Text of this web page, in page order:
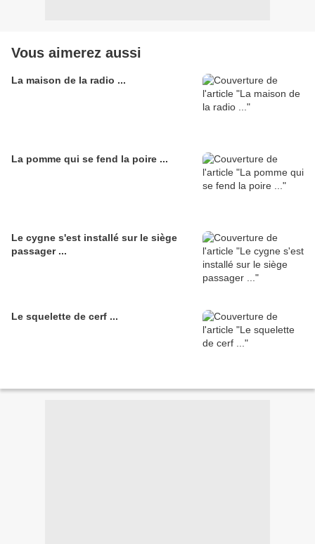
Vous aimerez aussi
La maison de la radio ...
La pomme qui se fend la poire ...
Le cygne s'est installé sur le siège
passager ...
Le squelette de cerf ...